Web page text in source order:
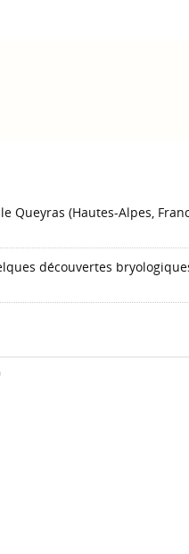
Queyras (Hautes-Alpes,
découvertes